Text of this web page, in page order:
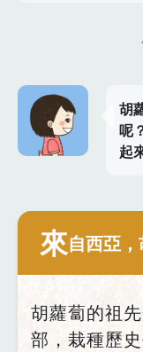
胡
呢
起
來自西亞
胡蘿蔔的祖
部，栽種歷